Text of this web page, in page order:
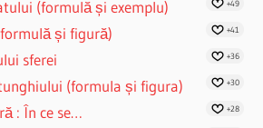
(formulă și exemplu) +49
și figură) +41
sferei +36
(formula și figura) +30
: În ce se… +28